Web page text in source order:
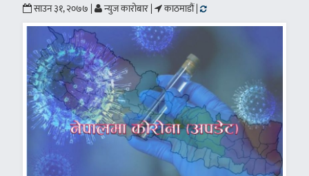
साउन ३१, २०७७ | न्युज कारोबार | काठमाडौं |